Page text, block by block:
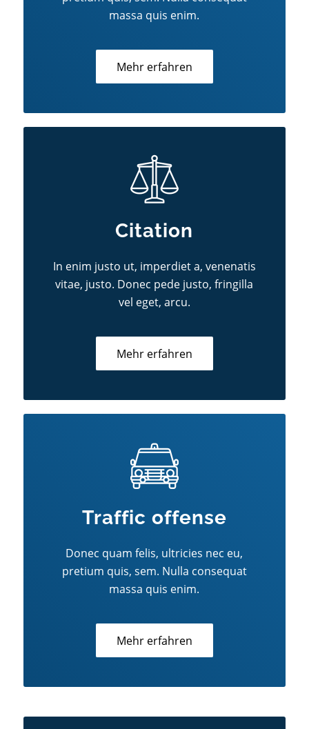
massa quis enim.
Mehr erfahren
Citation
In enim justo ut, imperdiet a, venenatis
vitae, justo. Donec pede justo, fringilla
vel eget, arcu.
Mehr erfahren
Traffic offense
Donec quam felis, ultricies nec eu,
pretium quis, sem. Nulla consequat
massa quis enim.
Mehr erfahren